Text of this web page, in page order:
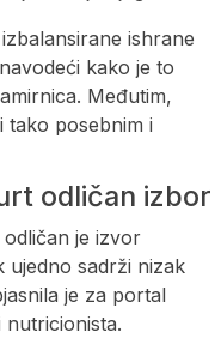
ishrane
kako je to
Međutim,
tako posebnim i
odličan izbor
je izvor
ujedno sadrži nizak
je za portal
nutricionista.